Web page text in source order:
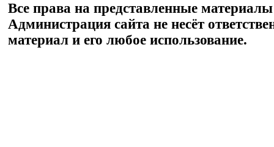
Все права на представленные
Администрация сайта не несёт
материал и его любое использование.